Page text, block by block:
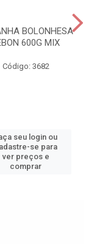
BOLONHESA
600G MIX
Código: 3682
seu login ou
se para
ver preços e
comprar